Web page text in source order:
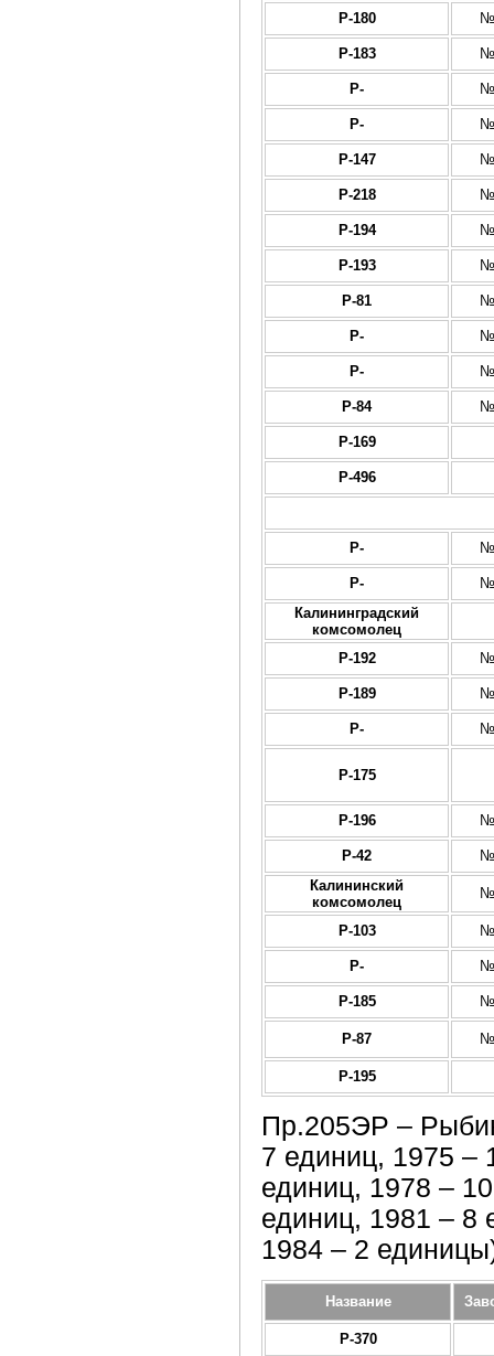
Р-180
Р-183
Р-
Р-
Р-147
Р-218
Р-194
Р-193
Р-81
Р-
Р-
Р-84
Р-169
Р-496
Р-
Р-
Калининградский
комсомолец
Р-192
Р-189
Р-
Р-175
Р-196
Р-42
Калининский
комсомолец
Р-103
Р-
Р-185
Р-87
Р-195
Пр.205ЭР –
7 единиц, 1975 –
единиц, 1978 –
единиц, 1981 – 8
1984 – 2
Название
Р-370